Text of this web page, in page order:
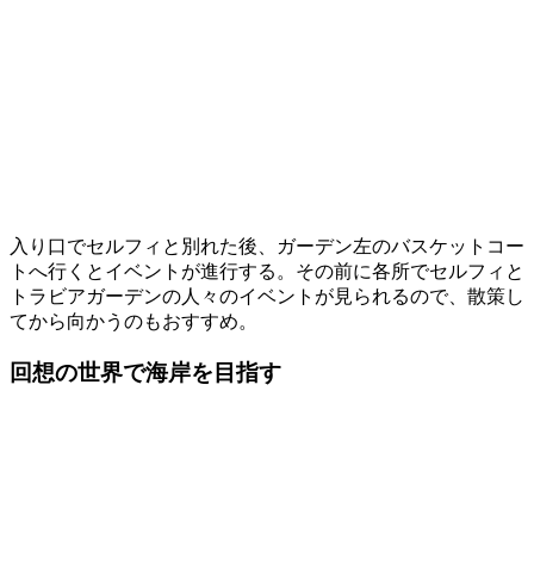
入り口でセルフィと別れた後、ガーデン左のバスケットコー
トへ行くとイベントが進行する。その前に各所でセルフィと
トラビアガーデンの人々のイベントが見られるので、散策し
てから向かうのもおすすめ。
回想の世界で海岸を目指す